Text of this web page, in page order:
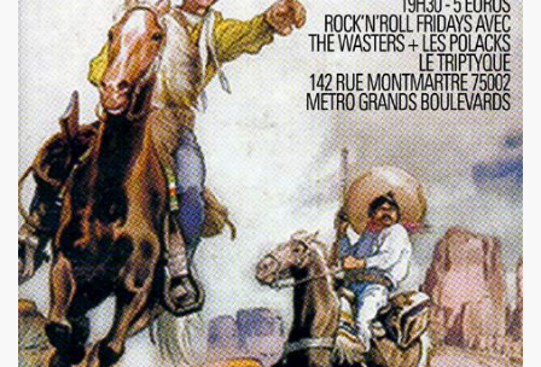
SUR TERRE" au THEATRE EDOUARD VII
"THE NAMELESS SPECTACLE" (2011, avec
cinema speciale MARIE FRANCE (8 octobre 2011)
la 17e edition de "CHERIES-CHERIS" du 7 au 16
le 20 juillet 2011 a L'ANGORA (Paris).
integral) de BIJOU SVP (PHILIPPE DAUGA) le 21
MIAM ET LES LOVED DRONES, JACQUES DUVALL,